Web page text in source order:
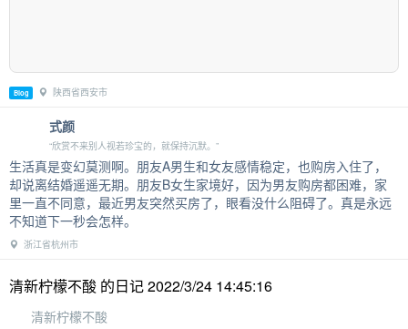
Blog 陕西省西安市
式颜
“欣赏不来别人视若珍宝的，就保持沉默。”
生活真是变幻莫测啊。朋友A男生和女友感情稳定，也购房入住了，
却说离结婚遥遥无期。朋友B女生家境好，因为男友购房都困难，家
里一直不同意，最近男友突然买房了，眼看没什么阻碍了。真是永远
不知道下一秒会怎样。
浙江省杭州市
清新柠檬不酸 的日记 2022/3/24 14:45:16
清新柠檬不酸